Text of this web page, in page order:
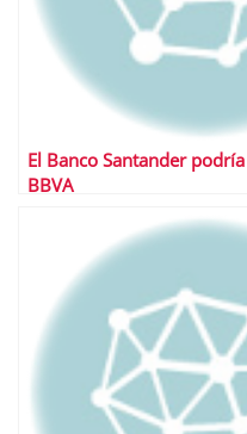
El Banco Santander
BBVA